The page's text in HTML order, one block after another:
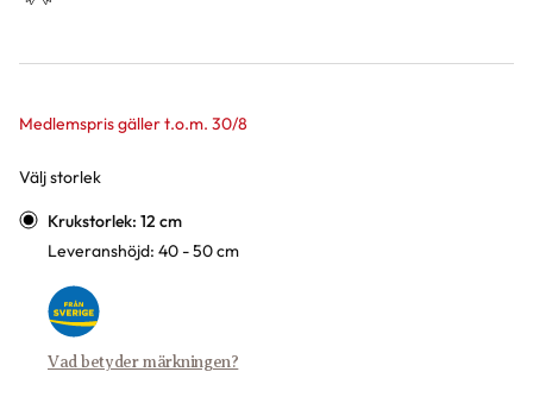
Medlemspris gäller t.o.m. 30/8
Välj storlek
Varianter
Krukstorlek: 12 cm
Leveranshöjd: 40 - 50 cm
Vad betyder märkningen?